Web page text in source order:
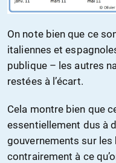
On note bien que ce
italiennes et
publique – les autres
restées à l’écart.
Cela montre bien que
essentiellement dus à
gouvernements sur les
contrairement à ce